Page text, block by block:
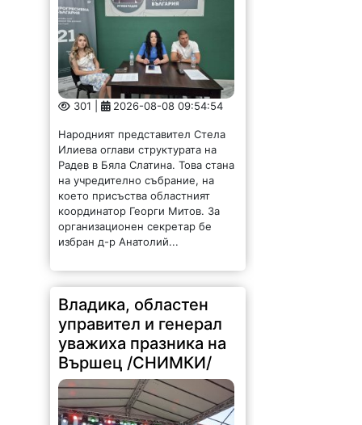
301 | 2026-08-08 09:54:54
Народният представител Стела
Илиева оглави структурата на
Радев в Бяла Слатина. Това стана
на учредително събрание, на
което присъства областният
координатор Георги Митов. За
организационен секретар бе
избран д-р Анатолий...
Владика, областен
управител и генерал
уважиха празника на
Вършец /СНИМКИ/